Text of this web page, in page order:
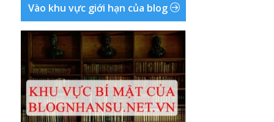
Vào khu vực giới hạn của blog